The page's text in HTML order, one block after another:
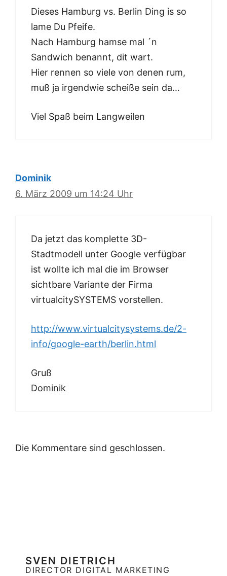
Dieses Hamburg vs. Berlin Ding is so
lame Du Pfeife.
Nach Hamburg hamse mal ´n
Sandwich benannt, dit wart.
Hier rennen so viele von denen rum,
muß ja irgendwie scheiße sein da…
Viel Spaß beim Langweilen
Dominik
6. März 2009 um 14:24 Uhr
Da jetzt das komplette 3D-
Stadtmodell unter Google verfügbar
ist wollte ich mal die im Browser
sichtbare Variante der Firma
virtualcitySYSTEMS vorstellen.
http://www.virtualcitysystems.de/2-
info/google-earth/berlin.html
Gruß
Dominik
Die Kommentare sind geschlossen.
SVEN DIETRICH
DIRECTOR DIGITAL MARKETING